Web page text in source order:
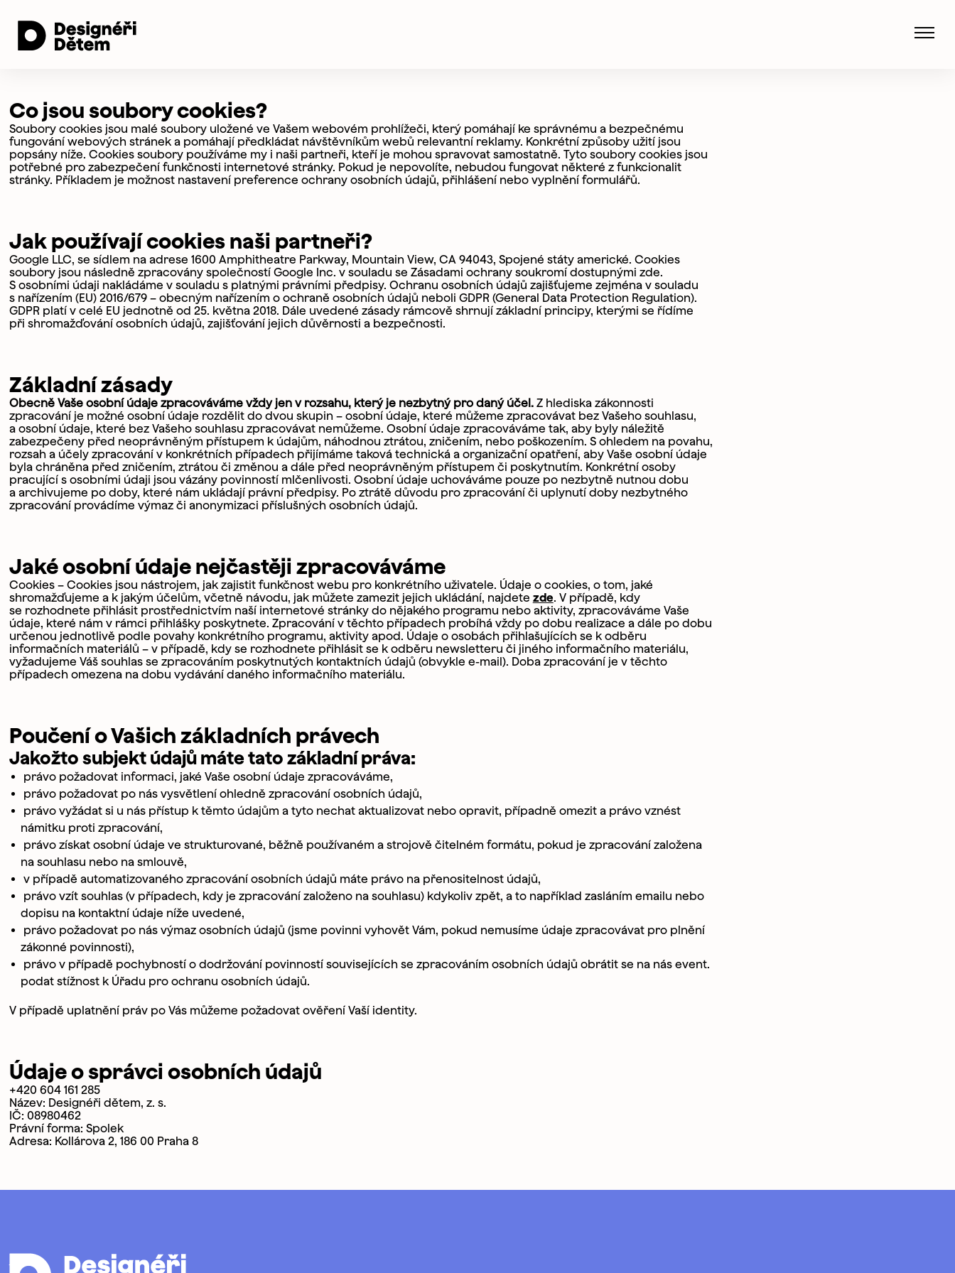
Co jsou soubory cookies?
Soubory cookies jsou malé soubory uložené ve Vašem webovém prohlížeči, který pomáhají ke správnému a bezpečnému
fungování webových stránek a pomáhají předkládat návštěvníkům webů relevantní reklamy. Konkrétní způsoby užití jsou
popsány níže. Cookies soubory používáme my i naši partneři, kteří je mohou spravovat samostatně. Tyto soubory cookies jsou
potřebné pro zabezpečení funkčnosti internetové stránky. Pokud je nepovolíte, nebudou fungovat některé z funkcionalit
stránky. Příkladem je možnost nastavení preference ochrany osobních údajů, přihlášení nebo vyplnění formulářů.
Jak používají cookies naši partneři?
Google LLC, se sídlem na adrese 1600 Amphitheatre Parkway, Mountain View, CA 94043, Spojené státy americké. Cookies
soubory jsou následně zpracovány společností Google Inc. v souladu se Zásadami ochrany soukromí dostupnými zde.
S osobními údaji nakládáme v souladu s platnými právními předpisy. Ochranu osobních údajů zajišťujeme zejména v souladu
s nařízením (EU) 2016/679 – obecným nařízením o ochraně osobních údajů neboli GDPR (General Data Protection Regulation).
GDPR platí v celé EU jednotně od 25. května 2018. Dále uvedené zásady rámcově shrnují základní principy, kterými se řídíme
při shromažďování osobních údajů, zajišťování jejich důvěrnosti a bezpečnosti.
Základní zásady
Obecně Vaše osobní údaje zpracováváme vždy jen v rozsahu, který je nezbytný pro daný účel.Z hlediska zákonnosti
zpracování je možné osobní údaje rozdělit do dvou skupin – osobní údaje, které můžeme zpracovávat bez Vašeho souhlasu,
a osobní údaje, které bez Vašeho souhlasu zpracovávat nemůžeme. Osobní údaje zpracováváme tak, aby byly náležitě
zabezpečeny před neoprávněným přístupem k údajům, náhodnou ztrátou, zničením, nebo poškozením. S ohledem na povahu,
rozsah a účely zpracování v konkrétních případech přijímáme taková technická a organizační opatření, aby Vaše osobní údaje
byla chráněna před zničením, ztrátou či změnou a dále před neoprávněným přístupem či poskytnutím. Konkrétní osoby
pracující s osobními údaji jsou vázány povinností mlčenlivosti. Osobní údaje uchováváme pouze po nezbytně nutnou dobu
a archivujeme po doby, které nám ukládají právní předpisy. Po ztrátě důvodu pro zpracování či uplynutí doby nezbytného
zpracování provádíme výmaz či anonymizaci příslušných osobních údajů.
Jaké osobní údaje nejčastěji zpracováváme
Cookies – Cookies jsou nástrojem, jak zajistit funkčnost webu pro konkrétního uživatele. Údaje o cookies, o tom, jaké
shromažďujeme a k jakým účelům, včetně návodu, jak můžete zamezit jejich ukládání, najdete zde. V případě, kdy
se rozhodnete přihlásit prostřednictvím naší internetové stránky do nějakého programu nebo aktivity, zpracováváme Vaše
údaje, které nám v rámci přihlášky poskytnete. Zpracování v těchto případech probíhá vždy po dobu realizace a dále po dobu
určenou jednotlivě podle povahy konkrétního programu, aktivity apod. Údaje o osobách přihlašujících se k odběru
informačních materiálů – v případě, kdy se rozhodnete přihlásit se k odběru newsletteru či jiného informačního materiálu,
vyžadujeme Váš souhlas se zpracováním poskytnutých kontaktních údajů (obvykle e-mail). Doba zpracování je v těchto
případech omezena na dobu vydávání daného informačního materiálu.
Poučení o Vašich základních právech
Jakožto subjekt údajů máte tato základní práva:
právo požadovat informaci, jaké Vaše osobní údaje zpracováváme,
právo požadovat po nás vysvětlení ohledně zpracování osobních údajů,
právo vyžádat si u nás přístup k těmto údajům a tyto nechat aktualizovat nebo opravit, případně omezit a právo vznést
námitku proti zpracování,
právo získat osobní údaje ve strukturované, běžně používaném a strojově čitelném formátu, pokud je zpracování založena
na souhlasu nebo na smlouvě,
v případě automatizovaného zpracování osobních údajů máte právo na přenositelnost údajů,
právo vzít souhlas (v případech, kdy je zpracování založeno na souhlasu) kdykoliv zpět, a to například zasláním emailu nebo
dopisu na kontaktní údaje níže uvedené,
právo požadovat po nás výmaz osobních údajů (jsme povinni vyhovět Vám, pokud nemusíme údaje zpracovávat pro plnění
zákonné povinnosti),
právo v případě pochybností o dodržování povinností souvisejících se zpracováním osobních údajů obrátit se na nás event.
podat stížnost k Úřadu pro ochranu osobních údajů.
V případě uplatnění práv po Vás můžeme požadovat ověření Vaší identity.
Údaje o správci osobních údajů
+420 604 161 285
Název: Designéři dětem, z. s.
IČ: 08980462
Právní forma: Spolek
Adresa: Kollárova 2, 186 00 Praha 8
Jméno
Váš e-mail
Vyplňte název školy nebo organizace
Označte službu / služby o které máte zájem
vzdělávací program
program na míru
dílnu
grafické služby
chci více informací
Napište nám více o vašem požadavku
Preferovaný termín zahájení / časový plán